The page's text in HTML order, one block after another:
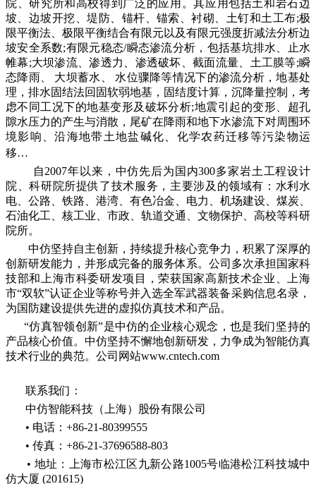
院、研究所和高校得到广泛的应用。其应用包括土和岩石边
坡、边坡开挖、堤防、锚杆、锚索、衬砌、土钉和土工布;极
限平衡法、极限平衡结合有限元以及有限元强度折减法分析边
坡安全系数;有限元稳态/瞬态渗流分析，包括基坑排水、止水
帷幕;大坝渗流、渗透力、渗透破坏、截面流量、土工膜等;瞬
态降雨、 大坝蓄水、 水位骤降等情况下的渗流分析，地基处
理，排水固结法回固软弱地基，固结度计算，沉降量控制，考
虑不同工况下的地基变形及破坏分析;地震引起的变形、超孔
隙水压力的产生与消散，尾矿在降雨和地下水渗流下对周围环
境影响、沿海地带土地盐碱化、化学农药迁移等污染物运
移…
自2007年以来，中仿先后为国内300多家岩土工程设计
院、科研院所提供了技术服务，主要涉及的领域有：水利水
电、公路、铁路、港湾、有色冶金、电力、机场建设、煤炭、
石油化工、核工业、市政、轨道交通、文物保护、高校等科研
院所。
中仿坚持自主创新，持续提升核心竞争力，积累了深厚的
创新研发能力，并形成完备的服务体系。公司多次承担国家科
技部和上海市科委研发项目，荣获国家高新技术企业、上海
市“双软”认证企业等称号并入选全军武器装备采购信息名录，
为国防建设提供先进的虚拟仿真技术和产品。
“仿真智领创新”是中仿的企业核心观念，也是我们坚持的
产品核心价值。中仿坚持不懈地创新研发，力争成为智能仿真
技术行业的典范。公司网站www.cntech.com
联系我们：
中仿智能科技（上海）股份有限公司
• 电话：+86-21-80399555
• 传真：+86-21-37696588-803
• 地址：上海市松江区九新公路1005号临港松江科技城中
仿大厦 (201615)